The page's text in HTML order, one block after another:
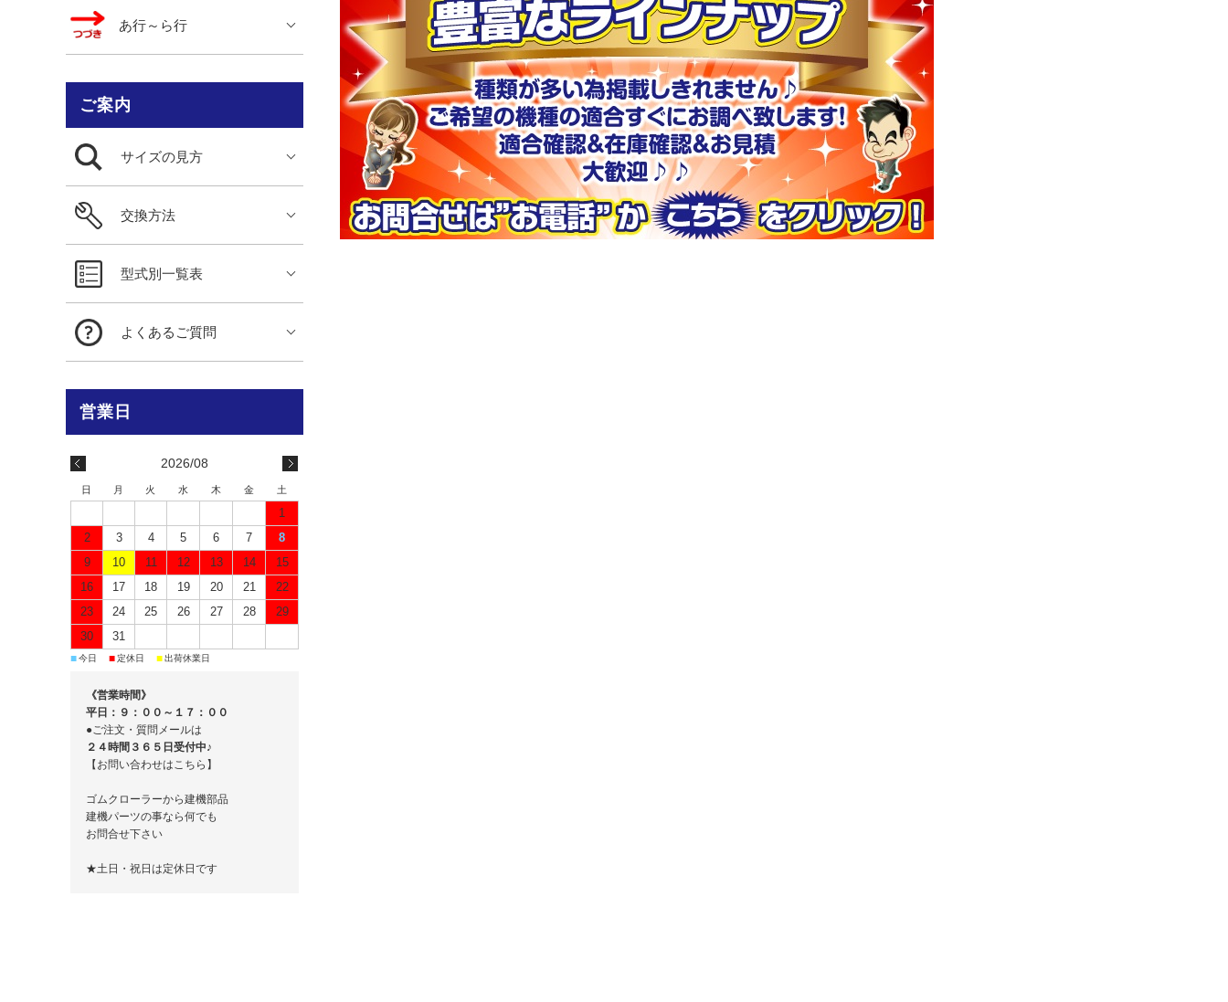
あ行～ら行
ご案内
サイズの見方
交換方法
型式別一覧表
よくあるご質問
2026/08
日 月 火 水 木 金 土
1
2
3 4 5 6 7
8
9
10 11 12 13 14
15
16
17 18 19 20 21
22
23
24 25 26 27 28
29
30
31
■今日 ■定休日 ■出荷休業日
《営業時間》
平日：９：００～１７：００
●ご注文・質問メールは
２４時間３６５日受付中♪
【お問い合わせはこちら】
ゴムクローラーから建機部品
建機パーツの事なら何でも
お問合せ下さい
★土日・祝日は定休日です